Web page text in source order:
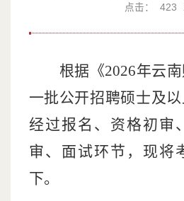
点击：
423
根据《2026年云
一批公开招聘硕士及以
经过报名、资格初审
审、面试环节，现将
下。